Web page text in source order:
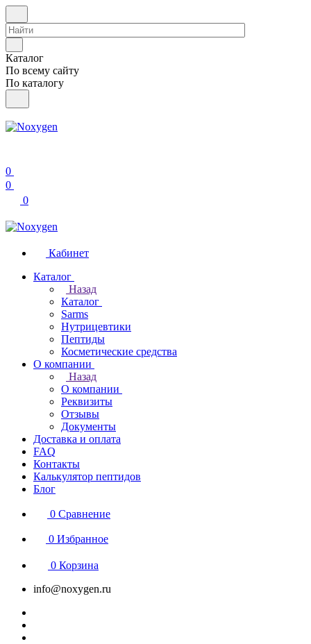
Каталог
По всему сайту
По каталогу
0
0
0
Кабинет
Каталог
Назад
Каталог
Sarms
Нутрицевтики
Пептиды
Косметические средства
О компании
Назад
О компании
Реквизиты
Отзывы
Документы
Доставка и оплата
FAQ
Контакты
Калькулятор пептидов
Блог
0 Сравнение
0 Избранное
0 Корзина
info@noxygen.ru